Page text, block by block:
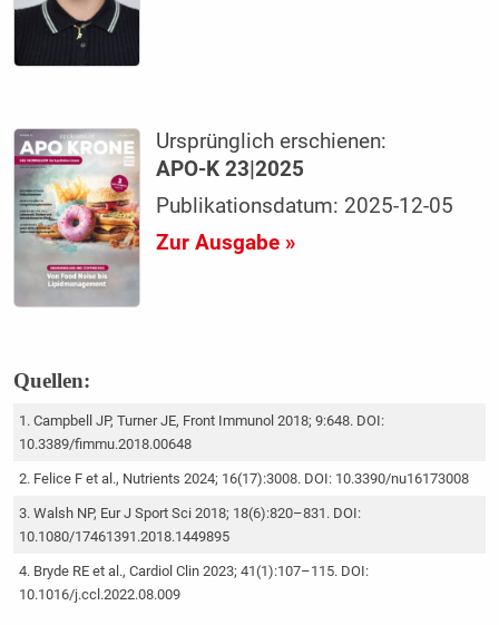
Ursprünglich erschienen:
APO-K 23|2025
Publikationsdatum: 2025-12-05
Zur Ausgabe »
Quellen:
Campbell JP, Turner JE, Front Immunol 2018; 9:648. DOI:
10.3389/fimmu.2018.00648
Felice F et al., Nutrients 2024; 16(17):3008. DOI: 10.3390/nu16173008
Walsh NP, Eur J Sport Sci 2018; 18(6):820–831. DOI:
10.1080/17461391.2018.1449895
Bryde RE et al., Cardiol Clin 2023; 41(1):107–115. DOI:
10.1016/j.ccl.2022.08.009